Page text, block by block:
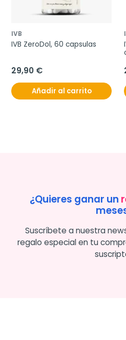
IVB
IVB ZeroDol, 60 capsulas
29,90 €
Añadir al carrito
¿Quieres ganar un
Suscríbete a nuestra
regalo especial en tu